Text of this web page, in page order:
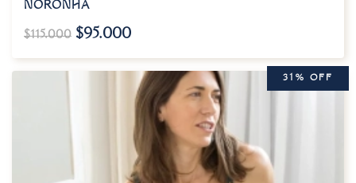
NORONHA
$115.000 $95.000
31% OFF